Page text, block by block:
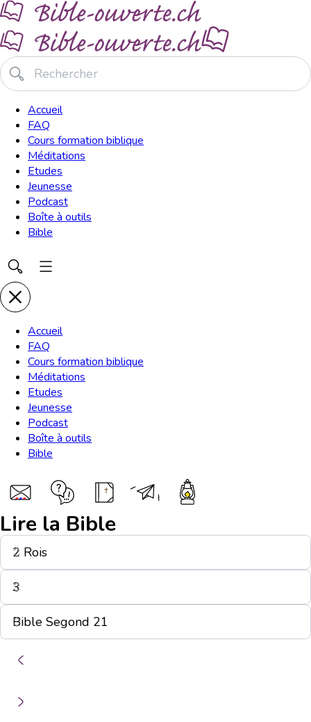
Accueil
FAQ
Cours formation biblique
Méditations
Etudes
Jeunesse
Podcast
Boîte à outils
Bible
Accueil
FAQ
Cours formation biblique
Méditations
Etudes
Jeunesse
Podcast
Boîte à outils
Bible
Lire la Bible